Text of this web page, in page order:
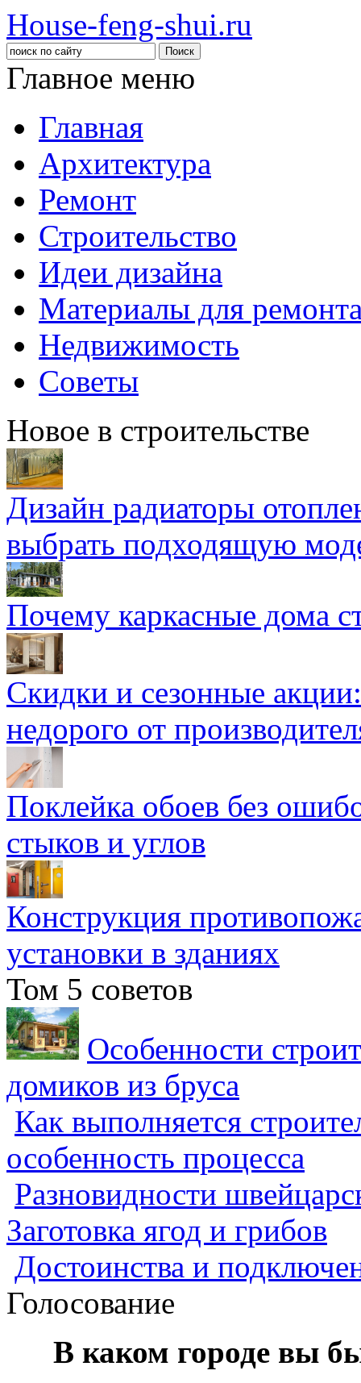
House-feng-shui.ru
Главное меню
Главная
Архитектура
Ремонт
Строительство
Идеи дизайна
Материалы для
Недвижимость
Советы
Новое в строительстве
Дизайн радиаторы
выбрать подходящую
Почему каркасные дома
Скидки и сезонные
недорого от
Поклейка обоев без
стыков и углов
Конструкция
установки в зданиях
Том 5 советов
Особенности
домиков из бруса
Как выполняется
особенность процесса
Разновидности
Заготовка ягод и грибов
Достоинства и
Голосование
В каком городе вы